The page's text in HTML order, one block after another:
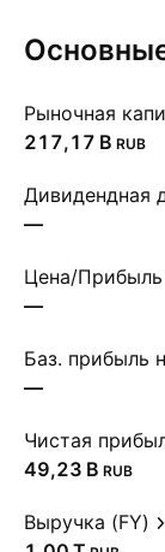
Рыночная
‪217,17 B‬ RUB
Дивидендная
—
Цена/Прибыль
—
Баз. прибыль
—
Чистая
‪49,23 B‬ RUB
Выручка (FY)